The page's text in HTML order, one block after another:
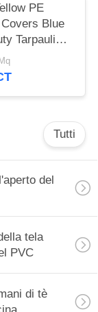
PE
Blue
Tarpaulins
Ground
Tutti
del
tela
PVC
di tè